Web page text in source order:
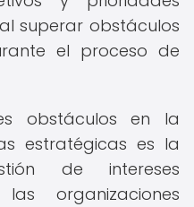
superar obstáculos
el proceso de
obstáculos en la
estratégicas es la
de intereses
organizaciones